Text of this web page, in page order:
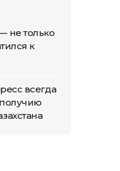
не только
к
всегда